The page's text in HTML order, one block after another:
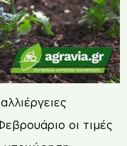
οι τιμές